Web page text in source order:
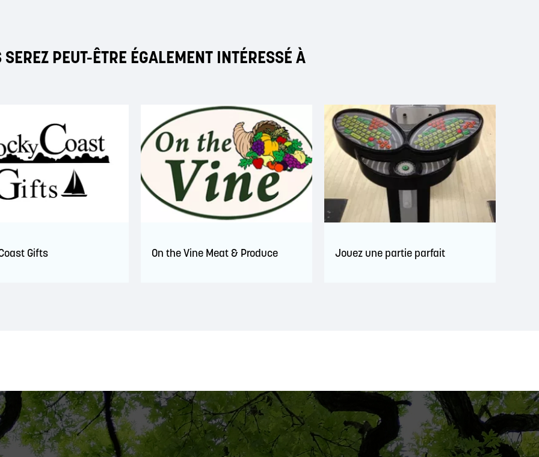
SEREZ PEUT-ÊTRE ÉGALEMENT INTÉRESSÉ À
Gifts On the Vine Meat & Produce Jouez une partie parfait